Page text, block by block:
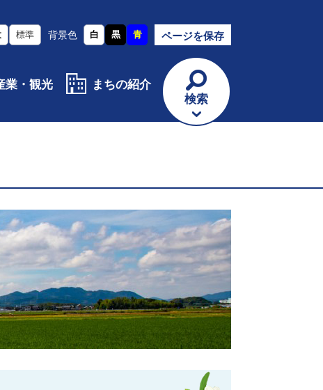
標準 背景色 白 黒 青 ページを保存
業・観光
まちの紹介
検索